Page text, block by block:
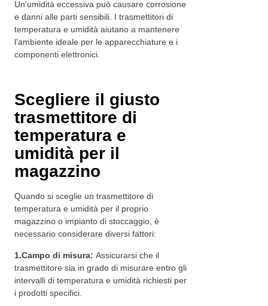
Un'umidità eccessiva può causare corrosione
e danni alle parti sensibili. I trasmettitori di
temperatura e umidità aiutano a mantenere
l'ambiente ideale per le apparecchiature e i
componenti elettronici.
Scegliere il giusto
trasmettitore di
temperatura e
umidità per il
magazzino
Quando si sceglie un trasmettitore di
temperatura e umidità per il proprio
magazzino o impianto di stoccaggio, è
necessario considerare diversi fattori:
1.Campo di misura: Assicurarsi che il
trasmettitore sia in grado di misurare entro gli
intervalli di temperatura e umidità richiesti per
i prodotti specifici.